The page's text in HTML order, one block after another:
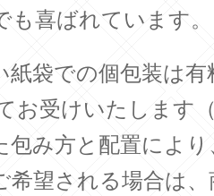
喜ばれています。
袋での個包装は
お受けいたします
包み方と配置によ
希望される場合は